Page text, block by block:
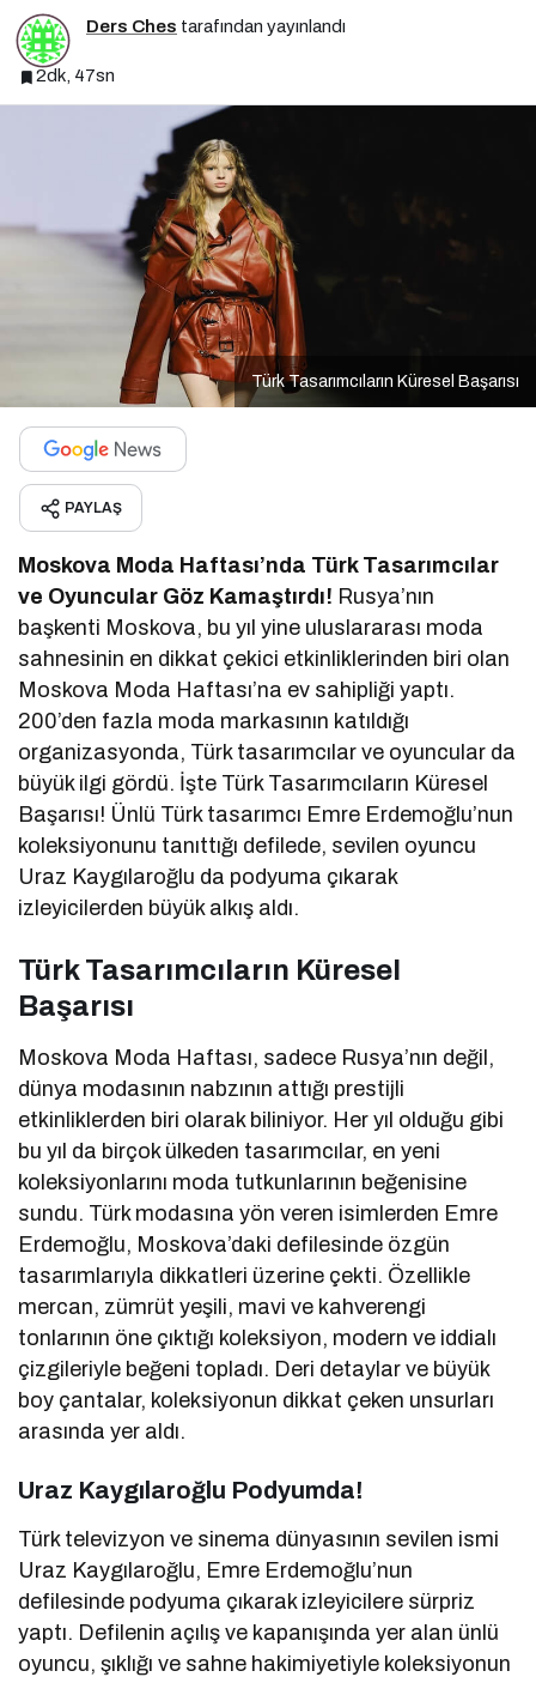
Ders Ches tarafından yayınlandı
2dk, 47sn
Türk Tasarımcıların Küresel Başarısı
PAYLAŞ
Moskova Moda Haftası’nda Türk Tasarımcılar
ve Oyuncular Göz Kamaştırdı! Rusya’nın
başkenti Moskova, bu yıl yine uluslararası moda
sahnesinin en dikkat çekici etkinliklerinden biri olan
Moskova Moda Haftası’na ev sahipliği yaptı.
200’den fazla moda markasının katıldığı
organizasyonda, Türk tasarımcılar ve oyuncular da
büyük ilgi gördü. İşte Türk Tasarımcıların Küresel
Başarısı! Ünlü Türk tasarımcı Emre Erdemoğlu’nun
koleksiyonunu tanıttığı defilede, sevilen oyuncu
Uraz Kaygılaroğlu da podyuma çıkarak
izleyicilerden büyük alkış aldı.
Türk Tasarımcıların Küresel
Başarısı
Moskova Moda Haftası, sadece Rusya’nın değil,
dünya modasının nabzının attığı prestijli
etkinliklerden biri olarak biliniyor. Her yıl olduğu gibi
bu yıl da birçok ülkeden tasarımcılar, en yeni
koleksiyonlarını moda tutkunlarının beğenisine
sundu. Türk modasına yön veren isimlerden Emre
Erdemoğlu, Moskova’daki defilesinde özgün
tasarımlarıyla dikkatleri üzerine çekti. Özellikle
mercan, zümrüt yeşili, mavi ve kahverengi
tonlarının öne çıktığı koleksiyon, modern ve iddialı
çizgileriyle beğeni topladı. Deri detaylar ve büyük
boy çantalar, koleksiyonun dikkat çeken unsurları
arasında yer aldı.
Uraz Kaygılaroğlu Podyumda!
Türk televizyon ve sinema dünyasının sevilen ismi
Uraz Kaygılaroğlu, Emre Erdemoğlu’nun
defilesinde podyuma çıkarak izleyicilere sürpriz
yaptı. Defilenin açılış ve kapanışında yer alan ünlü
oyuncu, şıklığı ve sahne hakimiyetiyle koleksiyonun